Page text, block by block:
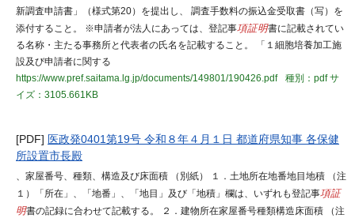
新調査申請書」（様式第20）を提出し、 調査手数料の振込金受取書（写）を
添付すること。 ※申請者が法人にあっては、登記事項証明書に記載されてい
る名称・主たる事務所と代表者の氏名を記載すること。 「１細胞培養加工施
設及び申請者に関する
https://www.pref.saitama.lg.jp/documents/149801/190426.pdf
種別：pdfサ
イズ：3105.661KB
[PDF] 医政発0401第19号 令和８年４月１日 都道府県知事 各保健
所設置市長殿
、家屋番号、種類、構造及び床面積 （別紙） １．土地所在地番地目地積 （注
１）「所在」、「地番」、「地目」及び「地積」欄は、いずれも登記事項証
明書の記録に合わせて記載する。 ２．建物所在家屋番号種類構造床面積 （注